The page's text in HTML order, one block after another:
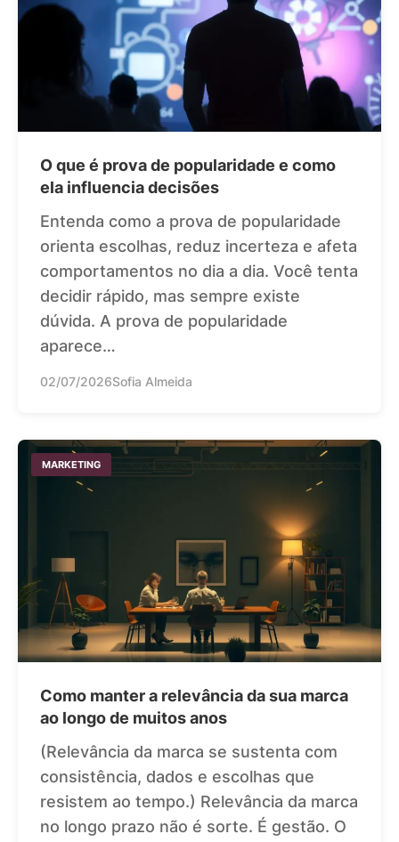
O que é prova de popularidade e como
ela influencia decisões
Entenda como a prova de popularidade
orienta escolhas, reduz incerteza e afeta
comportamentos no dia a dia. Você tenta
decidir rápido, mas sempre existe
dúvida. A prova de popularidade
aparece…
02/07/2026Sofia Almeida
MARKETING
Como manter a relevância da sua marca
ao longo de muitos anos
(Relevância da marca se sustenta com
consistência, dados e escolhas que
resistem ao tempo.) Relevância da marca
no longo prazo não é sorte. É gestão. O